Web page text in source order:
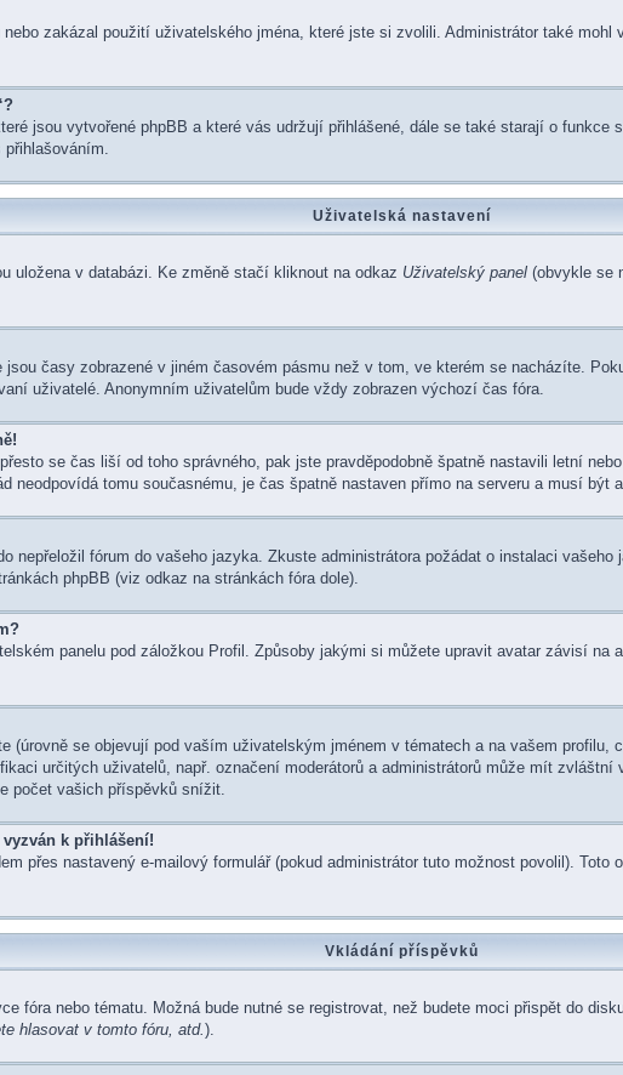
zakázal použití uživatelského jména, které jste si zvolili. Administrátor také
jsou vytvořené phpBB a které vás udržují přihlášené, dále se také starají o
Uživatelská nastavení
uložena v databázi. Ke změně stačí kliknout na odkaz Uživatelský panel (obvykle se
časy zobrazené v jiném časovém pásmu než v tom, ve kterém se nacházíte.
uživatelé. Anonymním uživatelům bude vždy zobrazen výchozí čas fóra.
se čas liší od toho správného, pak jste pravděpodobně špatně nastavili letní
neodpovídá tomu současnému, je čas špatně nastaven přímo na serveru a musí být
nepřeložil fórum do vašeho jazyka. Zkuste administrátora požádat o instalaci
phpBB (viz odkaz na stránkách fóra dole).
panelu pod záložkou Profil. Způsoby jakými si můžete upravit avatar závisí
(úrovně se objevují pod vaším uživatelským jménem v tématech a na vašem
určitých uživatelů, např. označení moderátorů a administrátorů může mít
počet vašich příspěvků snížit.
k přihlášení!
přes nastavený e-mailový formulář (pokud administrátor tuto možnost povolil).
Vkládání příspěvků
fóra nebo tématu. Možná bude nutné se registrovat, než budete moci přispět do
hlasovat v tomto fóru, atd.).